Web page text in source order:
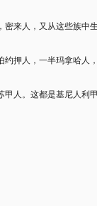
密来人，又从这些族中
约押人，一半玛拿哈人
甲人。这都是基尼人利